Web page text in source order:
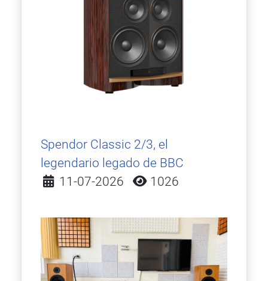
Spendor Classic 2/3, el
legendario legado de BBC
Detalles
11-07-2026 1026